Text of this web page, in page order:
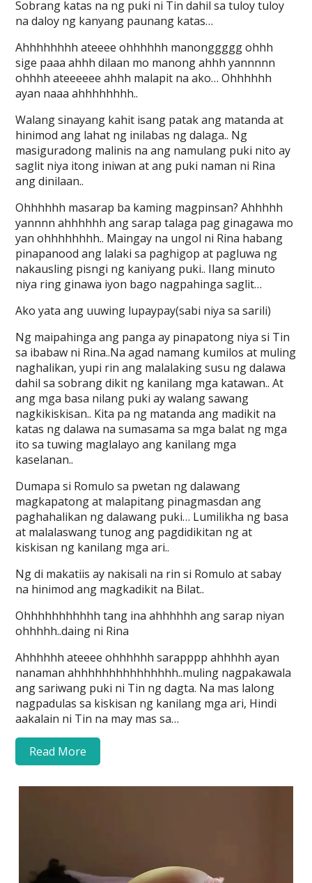
Sobrang katas na ng puki ni Tin dahil sa tuloy tuloy
na daloy ng kanyang paunang katas…
Ahhhhhhhh ateeee ohhhhhh manonggggg ohhh
sige paaa ahhh dilaan mo manong ahhh yannnnn
ohhhh ateeeeee ahhh malapit na ako… Ohhhhhh
ayan naaa ahhhhhhhh..
Walang sinayang kahit isang patak ang matanda at
hinimod ang lahat ng inilabas ng dalaga.. Ng
masiguradong malinis na ang namulang puki nito ay
saglit niya itong iniwan at ang puki naman ni Rina
ang dinilaan..
Ohhhhhh masarap ba kaming magpinsan? Ahhhhh
yannnn ahhhhhh ang sarap talaga pag ginagawa mo
yan ohhhhhhhh.. Maingay na ungol ni Rina habang
pinapanood ang lalaki sa paghigop at pagluwa ng
nakausling pisngi ng kaniyang puki.. Ilang minuto
niya ring ginawa iyon bago nagpahinga saglit…
Ako yata ang uuwing lupaypay(sabi niya sa sarili)
Ng maipahinga ang panga ay pinapatong niya si Tin
sa ibabaw ni Rina..Na agad namang kumilos at muling
naghalikan, yupi rin ang malalaking susu ng dalawa
dahil sa sobrang dikit ng kanilang mga katawan.. At
ang mga basa nilang puki ay walang sawang
nagkikiskisan.. Kita pa ng matanda ang madikit na
katas ng dalawa na sumasama sa mga balat ng mga
ito sa tuwing maglalayo ang kanilang mga
kaselanan..
Dumapa si Romulo sa pwetan ng dalawang
magkapatong at malapitang pinagmasdan ang
paghahalikan ng dalawang puki… Lumilikha ng basa
at malalaswang tunog ang pagdidikitan ng at
kiskisan ng kanilang mga ari..
Ng di makatiis ay nakisali na rin si Romulo at sabay
na hinimod ang magkadikit na Bilat..
Ohhhhhhhhhhh tang ina ahhhhhh ang sarap niyan
ohhhhh..daing ni Rina
Ahhhhhh ateeee ohhhhhh sarapppp ahhhhh ayan
nanaman ahhhhhhhhhhhhhhh..muling nagpakawala
ang sariwang puki ni Tin ng dagta. Na mas lalong
nagpadulas sa kiskisan ng kanilang mga ari, Hindi
aakalain ni Tin na may mas sa…
Read More